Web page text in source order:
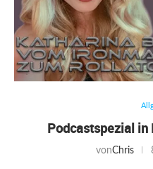
Podcastspezial in
vonChris